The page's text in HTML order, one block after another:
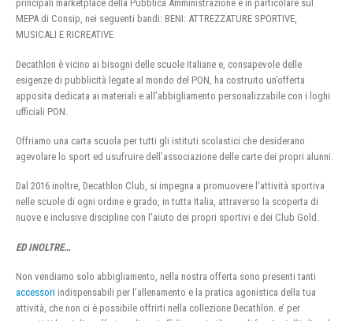
principali marketplace della Pubblica Amministrazione e in particolare sul
MEPA di Consip, nei seguenti bandi: BENI: ATTREZZATURE SPORTIVE,
MUSICALI E RICREATIVE
Decathlon è vicino ai bisogni delle scuole italiane e, consapevole delle
esigenze di pubblicità legate al mondo del PON, ha costruito un’offerta
apposita dedicata ai materiali e all’abbigliamento personalizzabile con i loghi
ufficiali PON.
Offriamo una carta scuola per tutti gli istituti scolastici che desiderano
agevolare lo sport ed usufruire dell’associazione delle carte dei propri alunni.
Dal 2016 inoltre, Decathlon Club, si impegna a promuovere l’attività sportiva
nelle scuole di ogni ordine e grado, in tutta Italia, attraverso la scoperta di
nuove e inclusive discipline con l’aiuto dei propri sportivi e dei Club Gold.
ED INOLTRE…
Non vendiamo solo abbigliamento, nella nostra offerta sono presenti tanti
accessori indispensabili per l’allenamento e la pratica agonistica della tua
attività, che non ci è possibile offrirti nella collezione Decathlon. e’ per